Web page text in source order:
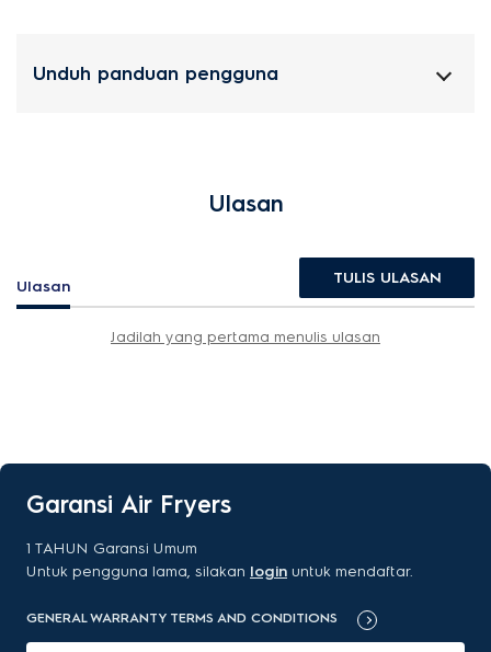
Unduh panduan pengguna
Ulasan
Ulasan TULIS ULASAN
Jadilah yang pertama menulis ulasan
Garansi Air Fryers
1 TAHUN Garansi Umum
Untuk pengguna lama, silakan login untuk mendaftar.
GENERAL WARRANTY TERMS AND CONDITIONS